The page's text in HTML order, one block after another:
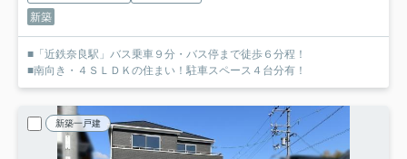
新築
■「近鉄奈良駅」バス乗車９分・バス停まで徒歩６分程！
■南向き・４ＳＬＤＫの住まい！駐車スペース４台分有！
新築一戸建